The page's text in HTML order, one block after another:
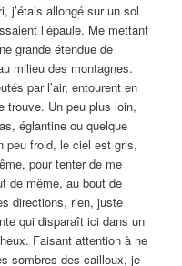
j’étais allongé sur un sol
l’épaule. Me mettant
grande étendue de
milieu des montagnes.
par l’air, entourent en
trouve. Un peu plus loin,
églantine ou quelque
peu froid, le ciel est gris,
pour tenter de me
de même, au bout de
directions, rien, juste
qui disparaît ici dans un
Faisant attention à ne
sombres des cailloux, je